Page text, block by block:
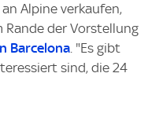
Alpine verkaufen,
der Vorstellung
Barcelona. "Es gibt
sind, die 24